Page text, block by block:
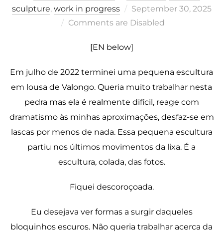
sculpture, work in progress
Posted
on
September 30, 2025
Comments are Disabled
[EN below]
Em julho de 2022 terminei uma pequena escultura
em lousa de Valongo. Queria muito trabalhar nesta
pedra mas ela é realmente difícil, reage com
dramatismo às minhas aproximações, desfaz-se em
lascas por menos de nada. Essa pequena escultura
partiu nos últimos movimentos da lixa. É a
escultura, colada, das fotos.
Fiquei descoroçoada.
Eu desejava ver formas a surgir daqueles
bloquinhos escuros. Não queria trabalhar acerca da